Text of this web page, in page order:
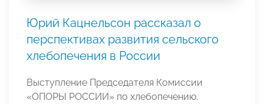
Юрий Кацнельсон рассказал о
перспективах развития сельского
хлебопечения в России
Выступление Председателя Комиссии
«ОПОРЫ РОССИИ» по хлебопечению,